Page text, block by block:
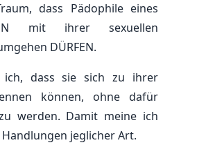
dass Pädophile eines
mit ihrer sexuellen
DÜRFEN.
ich, dass sie sich zu ihrer
können, ohne dafür
werden. Damit meine ich
jeglicher Art.